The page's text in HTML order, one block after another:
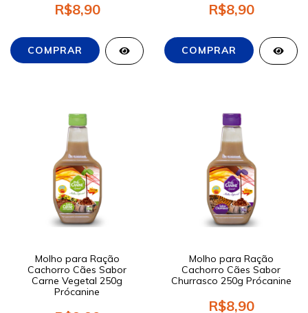
R$8,90 R$8,90
Molho para Ração
Cachorro Cães Sabor
Carne Vegetal 250g
Prócanine
Molho para Ração
Cachorro Cães Sabor
Churrasco 250g Prócanine
R$8,90